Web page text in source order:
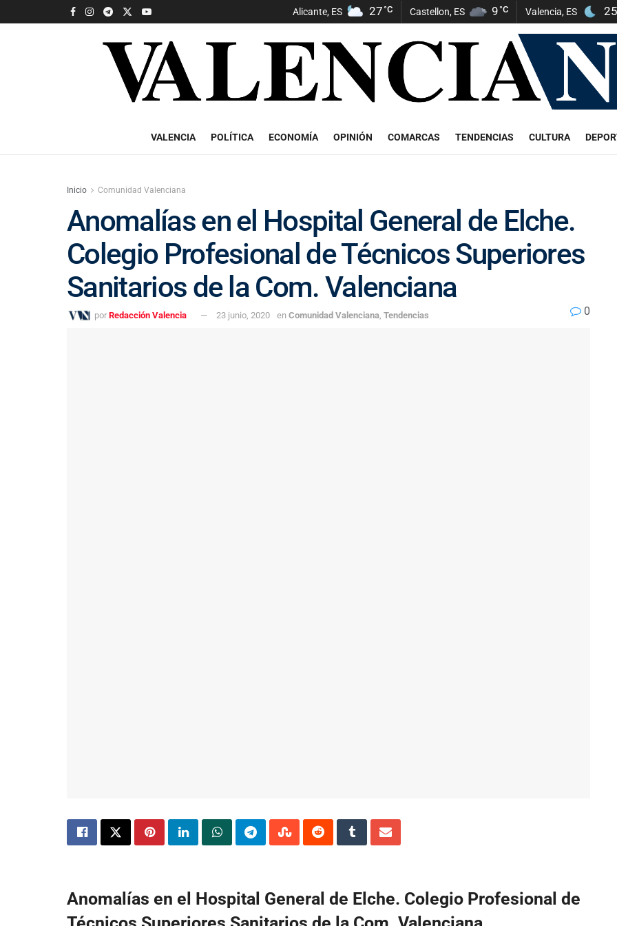
Alicante, ES 27°C Castellon, ES 9°C Valencia, ES 25
VALENCIA POLÍTICA ECONOMÍA OPINIÓN COMARCAS TENDENCIAS CULTURA
Inicio Comunidad Valenciana
Anomalías en el Hospital General de Elche.
Colegio Profesional de Técnicos Superiores
Sanitarios de la Com. Valenciana
por Redacción Valencia 23 junio, 2020 en Comunidad Valenciana Tendencias 0
Anomalías en el Hospital General de Elche. Colegio Profesional de